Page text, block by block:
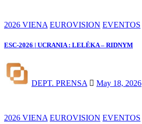
2026 VIENA EUROVISION EVENTOS
ESC-2026 | UCRANIA : LELÉKA – RIDNYM
DEPT. PRENSA May 18, 2026
2026 VIENA EUROVISION EVENTOS